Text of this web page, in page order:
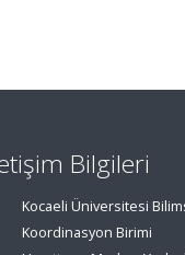
Bilgileri
Kocaeli Üniversitesi
Koordinasyon Birimi